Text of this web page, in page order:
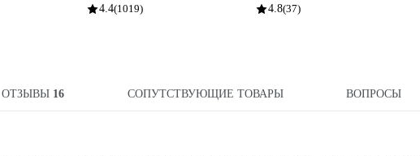
4.4(1019) 4.8(37)
ОТЗЫВЫ 16 СОПУТСТВУЮЩИЕ ТОВАРЫ ВОПРОСЫ